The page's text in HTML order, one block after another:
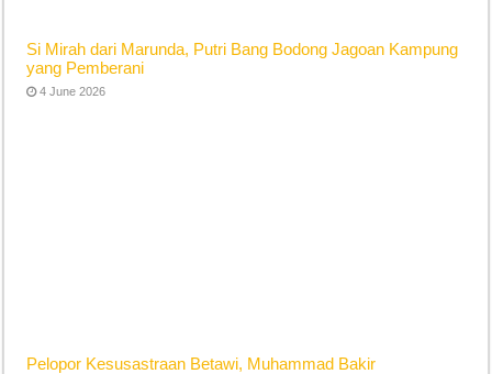
Si Mirah dari Marunda, Putri Bang Bodong Jagoan Kampung
yang Pemberani
4 June 2026
Pelopor Kesusastraan Betawi, Muhammad Bakir